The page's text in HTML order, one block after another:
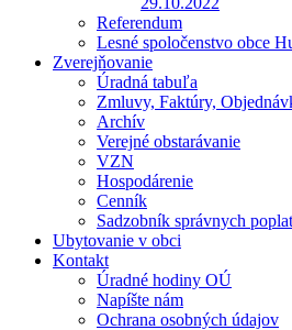
Referendum
Lesné spoločenstvo obce
Zverejňovanie
Úradná tabuľa
Zmluvy, Faktúry,
Archív
Verejné obstarávanie
VZN
Hospodárenie
Cenník
Sadzobník správnych
Ubytovanie v obci
Kontakt
Úradné hodiny OÚ
Napíšte nám
Ochrana osobných údajov